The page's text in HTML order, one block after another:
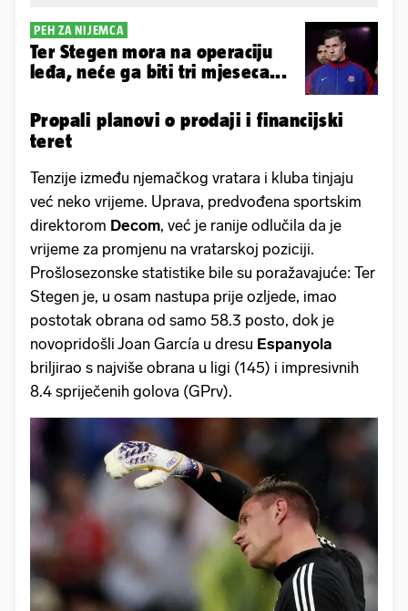
PEH ZA NIJEMCA
Ter Stegen mora na operaciju
leđa, neće ga biti tri mjeseca...
Propali planovi o prodaji i financijski
teret
Tenzije između njemačkog vratara i kluba tinjaju
već neko vrijeme. Uprava, predvođena sportskim
direktorom Decom, već je ranije odlučila da je
vrijeme za promjenu na vratarskoj poziciji.
Prošlosezonske statistike bile su poražavajuće: Ter
Stegen je, u osam nastupa prije ozljede, imao
postotak obrana od samo 58.3 posto, dok je
novopridošli Joan García u dresu Espanyola
briljirao s najviše obrana u ligi (145) i impresivnih
8.4 spriječenih golova (GPrv).